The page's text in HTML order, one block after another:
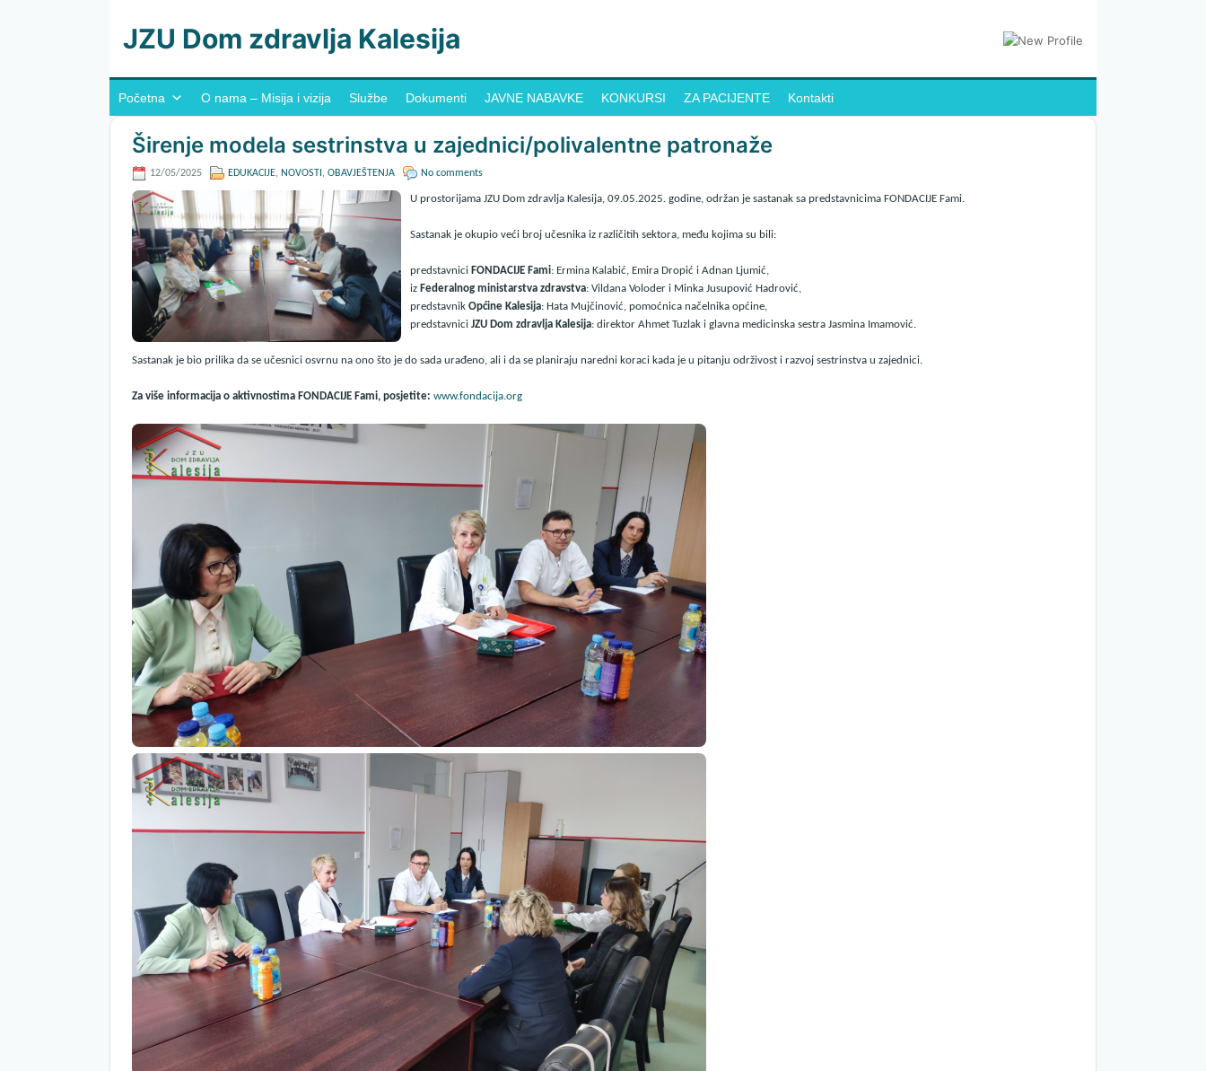
JZU Dom zdravlja Kalesija
Početna O nama – Misija i vizija Službe Dokumenti JAVNE NABAVKE KONKURSI ZA PACIJENTE Kontakti
Širenje modela sestrinstva u zajednici/polivalentne patronaže
12/05/2025 EDUKACIJE, NOVOSTI , OBAVJEŠTENJA No comments
U prostorijama JZU Dom zdravlja Kalesija, 09.05.2025. godine, održan je sastanak sa predstavnicima FONDACIJE Fami.
Sastanak je okupio veći broj učesnika iz različitih sektora, među kojima su bili:
predstavnici FONDACIJE Fami: Ermina Kalabić, Emira Dropić i Adnan Ljumić,
iz Federalnog ministarstva zdravstva: Vildana Voloder i Minka Jusupović Hadrović,
predstavnik Općine Kalesija: Hata Mujčinović, pomoćnica načelnika općine,
predstavnici JZU Dom zdravlja Kalesija: direktor Ahmet Tuzlak i glavna medicinska sestra Jasmina Imamović.
Sastanak je bio prilika da se učesnici osvrnu na ono što je do sada urađeno, ali i da se planiraju naredni koraci kada je u pitanju održivost i razvoj sestrinstva u zajednici.
Za više informacija o aktivnostima FONDACIJE Fami, posjetite: www.fondacija.org